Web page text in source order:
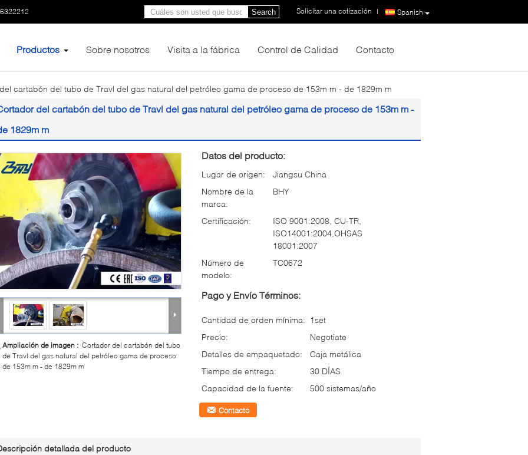
Spanish
Solicitar una cotización |
Search
Productos Sobre nosotros Visita a la fábrica Control de Calidad Contacto
cartabón del tubo de Travl del gas natural del petróleo gama de proceso de 153m m - de 1829m m
del cartabón del tubo de Travl del gas natural del petróleo gama de proceso de 153m m -
1829m m
Ampliación de imagen : Cortador del cartabón del tubo
de Travl del gas natural del petróleo gama de proceso
de 153m m - de 1829m m
Datos del producto:
Lugar de origen:
Jiangsu China
Nombre de la
marca:
BHY
Certificación:
ISO 9001:2008, CU-TR,
ISO14001:2004,OHSAS
18001:2007
Número de
modelo:
TC0672
Pago y Envío Términos:
Cantidad de orden mínima: 1set
Precio:
Negotiate
Detalles de empaquetado:
Caja metálica
Tiempo de entrega:
30 DÍAS
Capacidad de la fuente:
500 sistemas/año
Contacto
detallada del producto